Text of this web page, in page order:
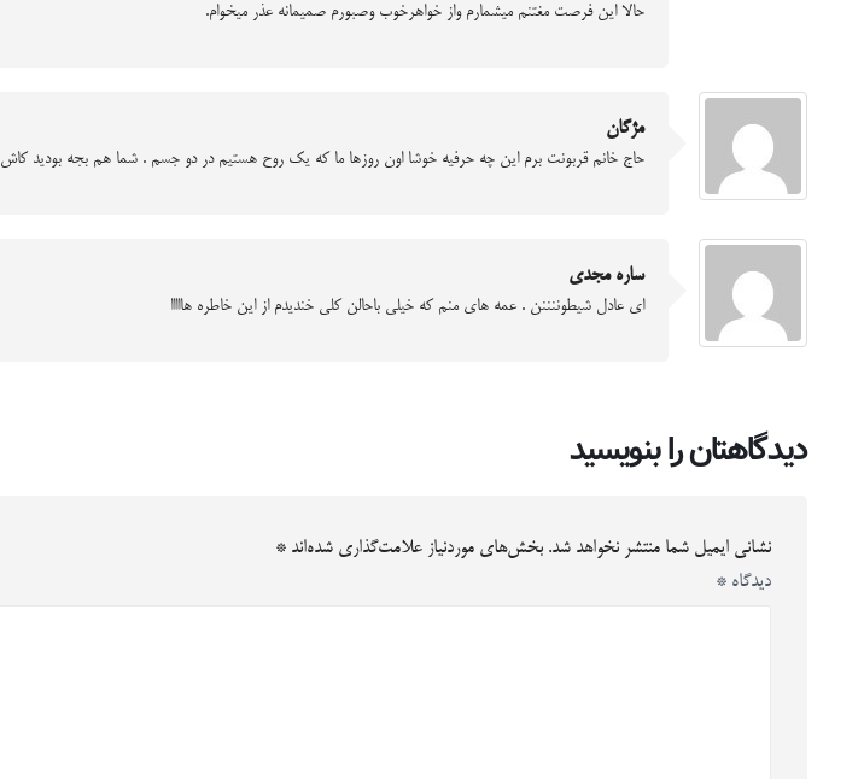
حالا این فرصت مغتنم میشمارم واز خواهرخوب وصبورم صمیمانه عذر میخوام.
مژگان
حاج خانم قربونت برم این چه حرفیه خوشا اون روزها ما که یک روح هستیم در دو جسم . شما هم بجه بودید
ساره مجدی
ای عادل شیطوننننن . عمه های منم که خیلی باحالن کلی خندیدم از این خاطره هااااا
دیدگاهتان را بنویسید
نشانی ایمیل شما منتشر نخواهد شد. بخش‌های موردنیاز علامت‌گذاری شده‌اند *
دیدگاه *